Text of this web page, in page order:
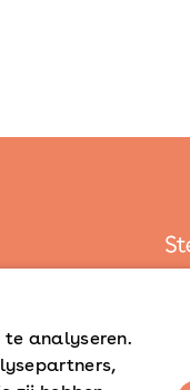
te analyseren.